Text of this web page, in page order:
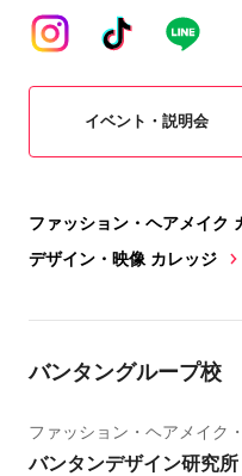
ファッション・ヘアメイク
デザイン・映像 カレッジ
イベント・説明会
バンタングループ校
ファッション・ヘアメイク
バンタンデザイン研究所